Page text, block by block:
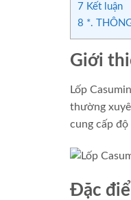
7 Kết luận
8 *.
Giới
Lốp
thường
cung cấp độ
Đặc